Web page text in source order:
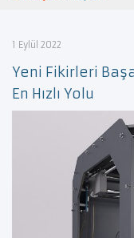
1 Eylül 2022
Yeni Fikirleri
En Hızlı Yolu